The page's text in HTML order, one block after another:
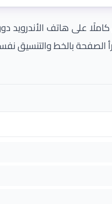
على هاتف الأندرويد
بالخط والتنسيق